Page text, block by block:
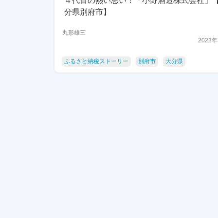
分県別府市】
丸形雄三
2023
ふるさと納税ストーリー 別府市 大分県